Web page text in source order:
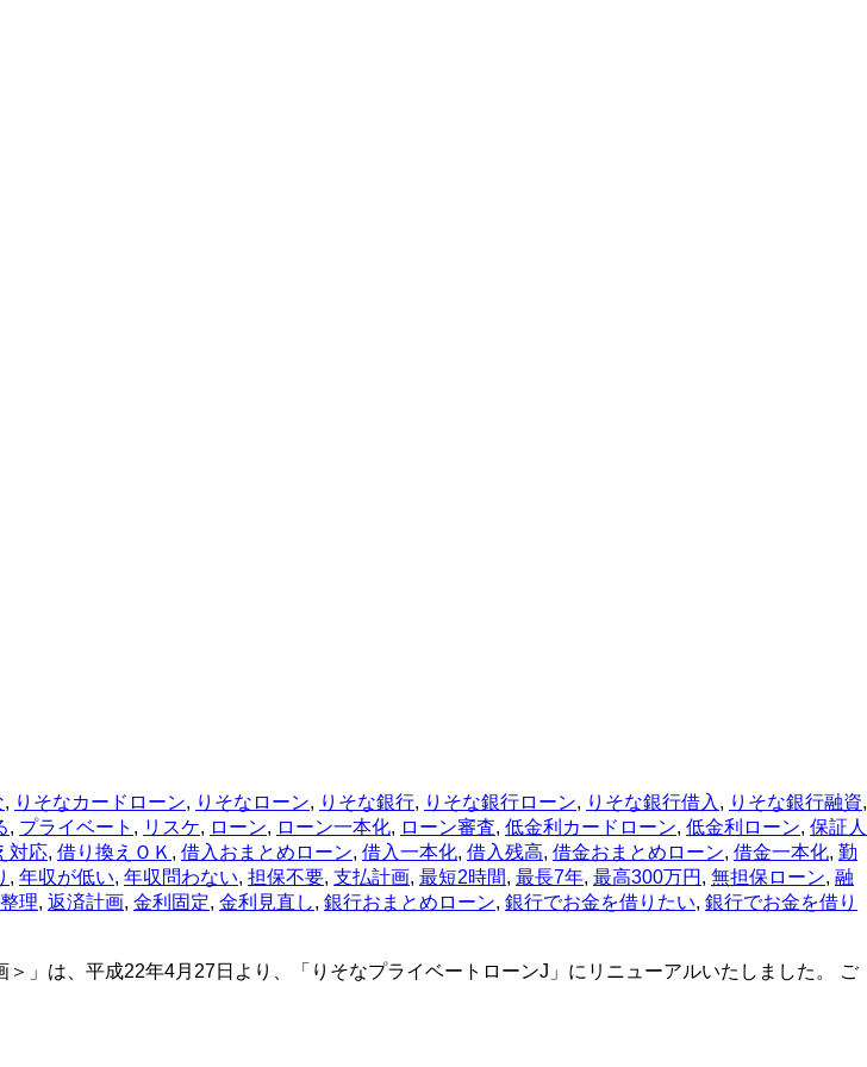
, りそなカードローン, りそなローン, りそな銀行, りそな銀行ローン, りそな銀行借入 , りそな銀行融資,
, プライベート , リスケ, ローン, ローン一本化, ローン審査, 低金利カードローン, 低金利ローン, 保証人
対応, 借り換えＯＫ , 借入おまとめローン, 借入一本化, 借入残高, 借金おまとめローン, 借金一本化, 勤
, 年収が低い, 年収問わない, 担保不要, 支払計画, 最短2時間, 最長7年, 最高300万円 , 無担保ローン, 融
理, 返済計画, 金利固定, 金利見直し, 銀行おまとめローン, 銀行でお金を借りたい, 銀行でお金を借り
」は、平成22年4月27日より、「りそなプライベートローンJ」にリニューアルいたしました。 ご